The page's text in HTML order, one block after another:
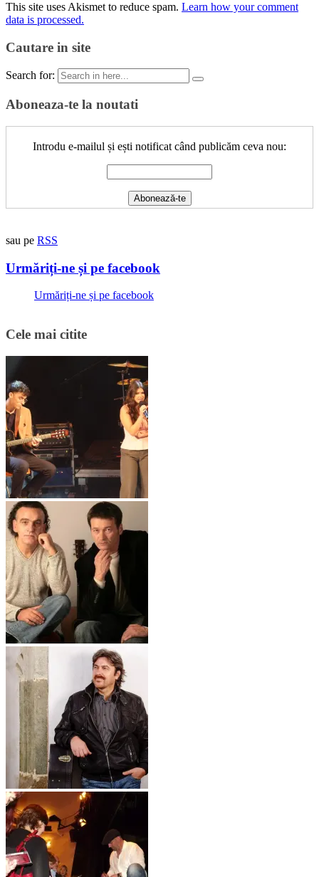
This site uses Akismet to reduce spam. Learn how your comment
data is processed.
Cautare in site
Search for:
Aboneaza-te la noutati
Introdu e-mailul și ești notificat când publicăm ceva nou:
sau pe RSS
Urmăriți-ne și pe facebook
Urmăriți-ne și pe facebook
Cele mai citite